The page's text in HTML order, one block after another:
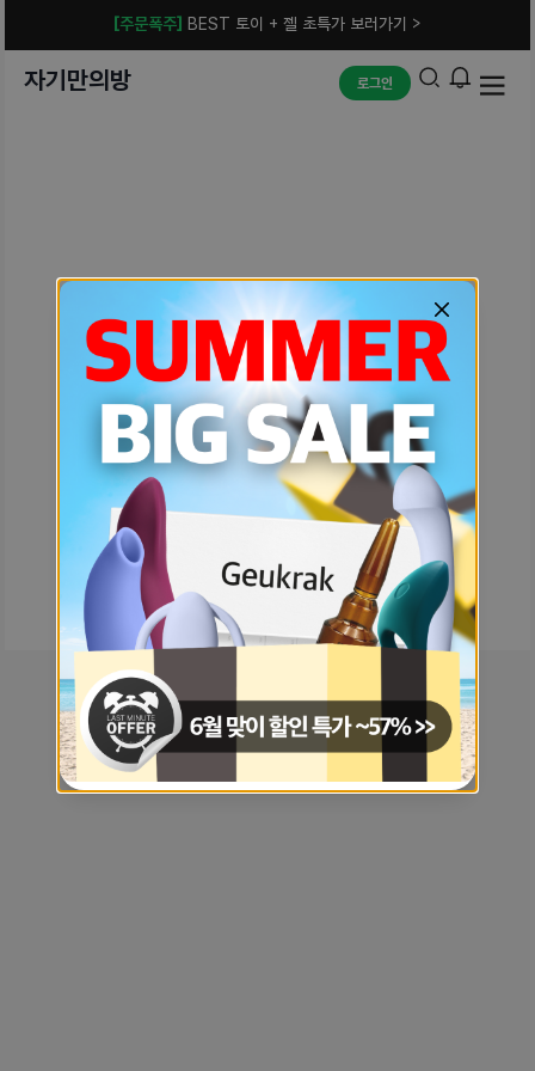
[주문폭주] BEST 토이 + 젤 초특가 보러가기 >
자기만의방 로그인
예상치 못한 에러입니다.